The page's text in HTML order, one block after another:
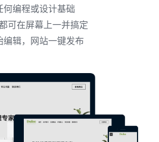
何编程或设计基础
可在屏幕上一并搞定
编辑，网站一键发布